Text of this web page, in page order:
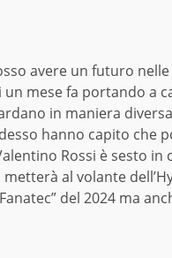
avere un futuro
mese fa portando a
in maniera
hanno capito che
Rossi è sesto
al volante
del 2024 ma